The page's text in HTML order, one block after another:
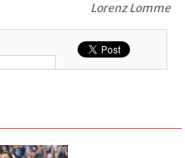
Lorenz Lomme